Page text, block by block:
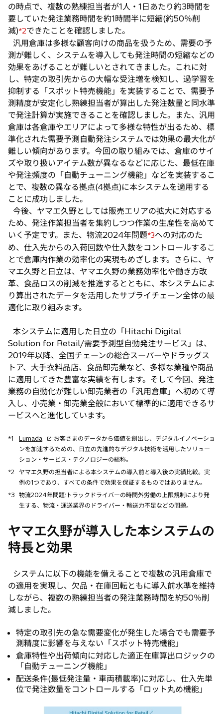
の時点で、複数の熟練担当者が1人・1日あたり約3時間を
要していた発注業務時間を約1時間半に短縮(約50％削
減)*2できたことを確認しました。
汎用倉庫は多様な顧客向けの商品を扱うため、需要の予
測が難しく、システムを導入しても発注時間の短縮などの
効果をあげることが難しいとされてきました。これに対
し、特定の取引先からの大幅な受注増を検知し、過学習を
抑制する「スポット特売機能」を実装することで、需要予
測精度が安定化し熟練担当者が算出した発注数量と同水準
で発注計算が実施できることを確認しました。また、汎用
倉庫は各倉庫やエリアによって多様な特性が出るため、標
準化された需要予測自動発注システムでは効果の最大化が
難しい傾向があります。今回の取り組みでは、倉庫のサイ
ズや取り扱いアイテム数が異なるなどに応じた、最低在庫
や発注頻度の「自動チューニング機能」などを実装するこ
とで、複数の異なる拠点(4拠点)に本システムを適用する
ことに成功しました。
今後、ヤマエ久野としては販売エリアの拡大に対応する
ため、発注作業担当者を集約しつつ作業の生産性を高めて
いく予定です。また、物流2024年問題*3への対応のた
め、仕入先からの入荷回数や仕入数をコントロールするこ
とで倉庫内作業の効率化の実現もめざします。さらに、ヤ
マエ久野と日立は、ヤマエ久野の業務効率化や働き方改
革、食品ロスの削減を推進するとともに、本システムによ
り算出されたデータを活用したサプライチェーン全体の最
適化に取り組みます。
本システムに適用した日立の「Hitachi Digital
Solution for Retail/需要予測型自動発注サービス」は、
2019年以降、全国チェーンの総合スーパーやドラッグス
トア、大手衣料品店、食品卸売業など、多様な業種や商品
に適用してきた豊富な実績を有します。そして今回、発注
業務の自動化が難しい卸売業者の「汎用倉庫」へ初めて導
入し、小売業・卸売業全般において標準的に適用できるサ
ービスへと進化しています。
*1 Lumada 新
し
い
タ
ブ
:お客さまのデータから価値を創出し、デジタルイノベーショ
ンを加速するための、日立の先進的なデジタル技術を活用したソリュー
ション・サービス・テクノロジーの総称。
*2
ヤマエ久野の担当者による本システムの導入前と導入後の実績比較。実
例の1つであり、すべての条件で効果を保証するものではありません。
*3 物流2024年問題:トラックドライバーの時間外労働の上限規制により発
生する、物流・運送業界のドライバー・輸送力不足などの問題。
ヤマエ久野が導入した本システムの
特長と効果
システムに以下の機能を備えることで複数の汎用倉庫で
の適用を実現し、欠品・在庫回転ともに導入前水準を維持
しながら、複数の熟練担当者の発注業務時間を約50％削
減しました。
特定の取引先の急な需要変化が発生した場合でも需要予
測精度に影響を与えない「スポット特売機能」
倉庫特性や出荷傾向に対応した適正在庫算出ロジックの
「自動チューニング機能」
配送条件(最低発注量・車両積載率)に対応し、仕入先単
位で発注数量をコントロールする「ロット丸め機能」